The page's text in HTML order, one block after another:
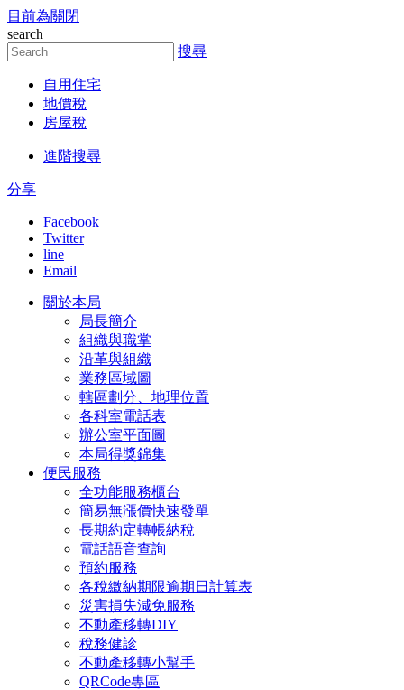
跳到主要內容區塊
目前為關閉
search
搜尋
自用住宅
地價稅
房屋稅
進階搜尋
分享
Facebook
Twitter
line
Email
關於本局
局長簡介
組織與職掌
沿革與組織
業務區域圖
轄區劃分、地理位置
各科室電話表
辦公室平面圖
本局得獎錦集
便民服務
全功能服務櫃台
簡易無漲價快速發單
長期約定轉帳納稅
電話語音查詢
預約服務
各稅繳納期限逾期日計算表
災害損失減免服務
不動產移轉DIY
稅務健診
不動產移轉小幫手
QRCode專區